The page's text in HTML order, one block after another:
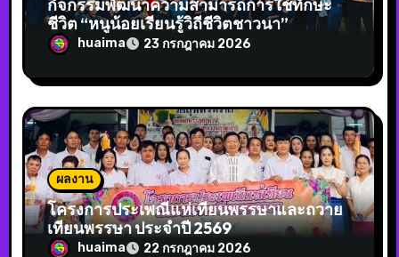
กิจกรรมพัฒนาความสามารถการใช้ทักษะ
ชีวิต “หนูน้อยเรียนรู้วิถีชีวิตชาวนา”
huaima 23 กรกฎาคม 2026
ผลงาน
โครงการประเพณีแห่เทียนพรรษาและถวาย
เทียนพรรษา ประจำปี 2569
huaima 22 กรกฎาคม 2026